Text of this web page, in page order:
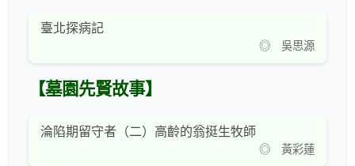
臺北探病記
◎ 吳思源
【墓園先賢故事】
淪陷期留守者（二）高齡的翁挺生牧師
◎ 黃彩蓮